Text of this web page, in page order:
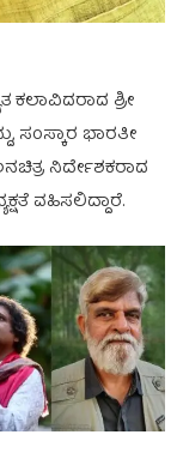
ಕಲಾವಿದರಾದ ಶ್ರೀ
ಸಂಸ್ಕಾರ ಭಾರತೀ
ನಿರ್ದೇಶಕರಾದ
ವಹಿಸಲಿದ್ದಾರೆ.